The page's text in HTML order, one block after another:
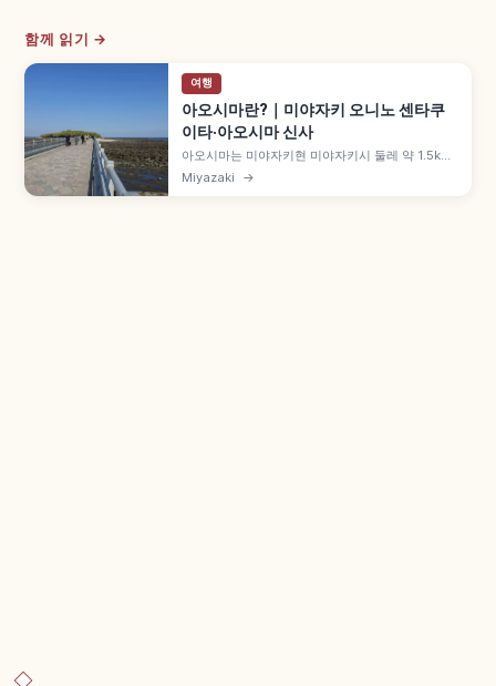
함께 읽기 →
여행
아오시마란?｜미야자키 오니노 센타쿠
이타·아오시마 신사
아오시마는 미야자키현 미야자키시 둘레 약 1.5km
작은 섬으로, 다리를 건너 걸어서 들어갈 수 있습니
다. 섬 주변 파도 모양 바위 지형 '오니노 센타쿠이타
Miyazaki →